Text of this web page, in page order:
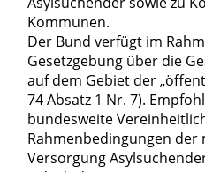
Kommunen.
Der Bund verfügt im
Gesetzgebung über die
auf dem Gebiet der
74 Absatz 1 Nr. 7).
bundesweite
Rahmenbedingungen der
Versorgung